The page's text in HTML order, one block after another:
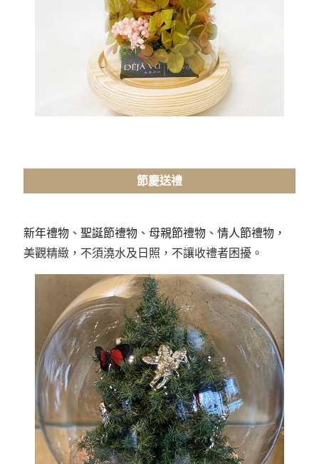
節慶送禮
新年禮物 、 聖誕節禮物 、 母親節禮物 、 情人節禮物，
美觀精緻，不須澆水及日照，不讓收禮者困擾。